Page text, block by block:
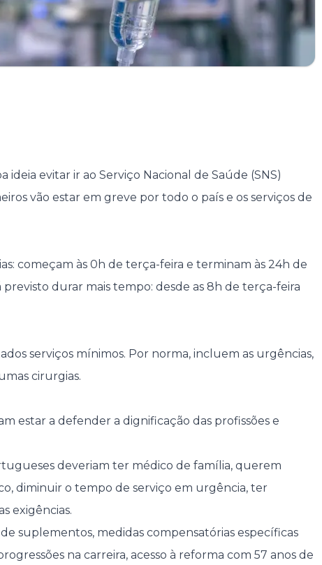
ideia evitar ir ao Serviço Nacional de Saúde (SNS)
vão estar em greve por todo o país e os serviços de
começam às 0h de terça-feira e terminam às 24h de
durar mais tempo: desde as 8h de terça-feira
serviços mínimos. Por norma, incluem as urgências,
cirurgias.
estar a defender a dignificação das profissões e
deveriam ter médico de família, querem
diminuir o tempo de serviço em urgência, ter
exigências.
suplementos, medidas compensatórias específicas
na carreira, acesso à reforma com 57 anos de